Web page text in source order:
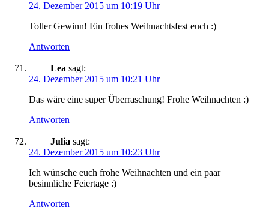
24. Dezember 2015 um 10:19 Uhr
Toller Gewinn! Ein frohes Weihnachtsfest euch :)
Antworten
Lea sagt:
24. Dezember 2015 um 10:21 Uhr
Das wäre eine super Überraschung! Frohe Weihnachten :)
Antworten
Julia sagt:
24. Dezember 2015 um 10:23 Uhr
Ich wünsche euch frohe Weihnachten und ein paar
besinnliche Feiertage :)
Antworten